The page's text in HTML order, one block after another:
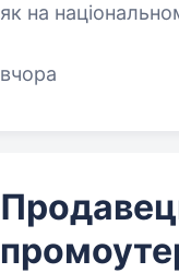
як на
вчора